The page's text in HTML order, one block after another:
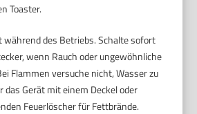
Toaster.
während des Betriebs. Schalte sofort
wenn Rauch oder ungewöhnliche
Flammen versuche nicht, Wasser zu
Gerät mit einem Deckel oder
Feuerlöscher für Fettbrände.